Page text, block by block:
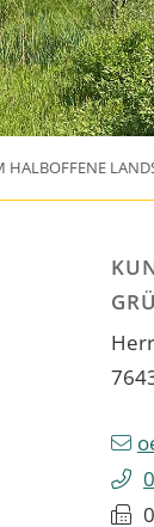
HALBOFFENE